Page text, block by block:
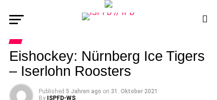
Eishockey: Nürnberg Ice Tigers
– Iserlohn Roosters
Published 5 Jahren ago on 31. Oktober 2021
By ISPFD-WS